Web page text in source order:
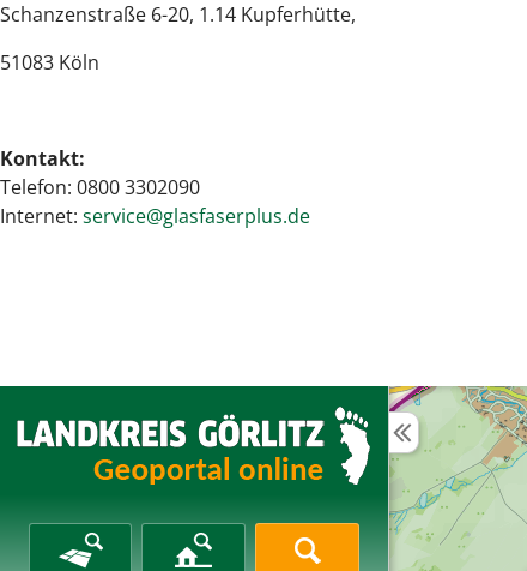
Schanzenstraße 6-20, 1.14 Kupferhütte,
51083 Köln
Kontakt:
Telefon: 0800 3302090
Internet: service@glasfaserplus.de